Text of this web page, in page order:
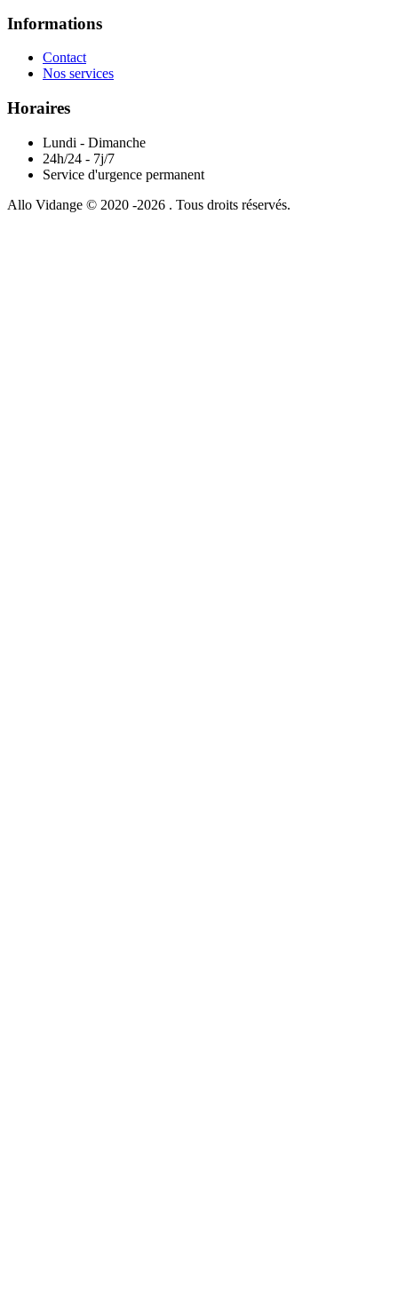
Informations
Contact
Nos services
Horaires
Lundi - Dimanche
24h/24 - 7j/7
Service d'urgence permanent
Allo Vidange © 2020 -2026 . Tous droits réservés.